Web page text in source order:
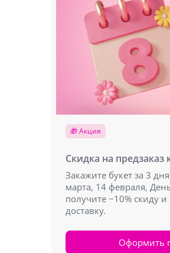
🎁 Акция
Скидка на предзаказ
Закажите букет за 3
марта, 14 февраля,
получите −10% скиду
доставку.
Оформить